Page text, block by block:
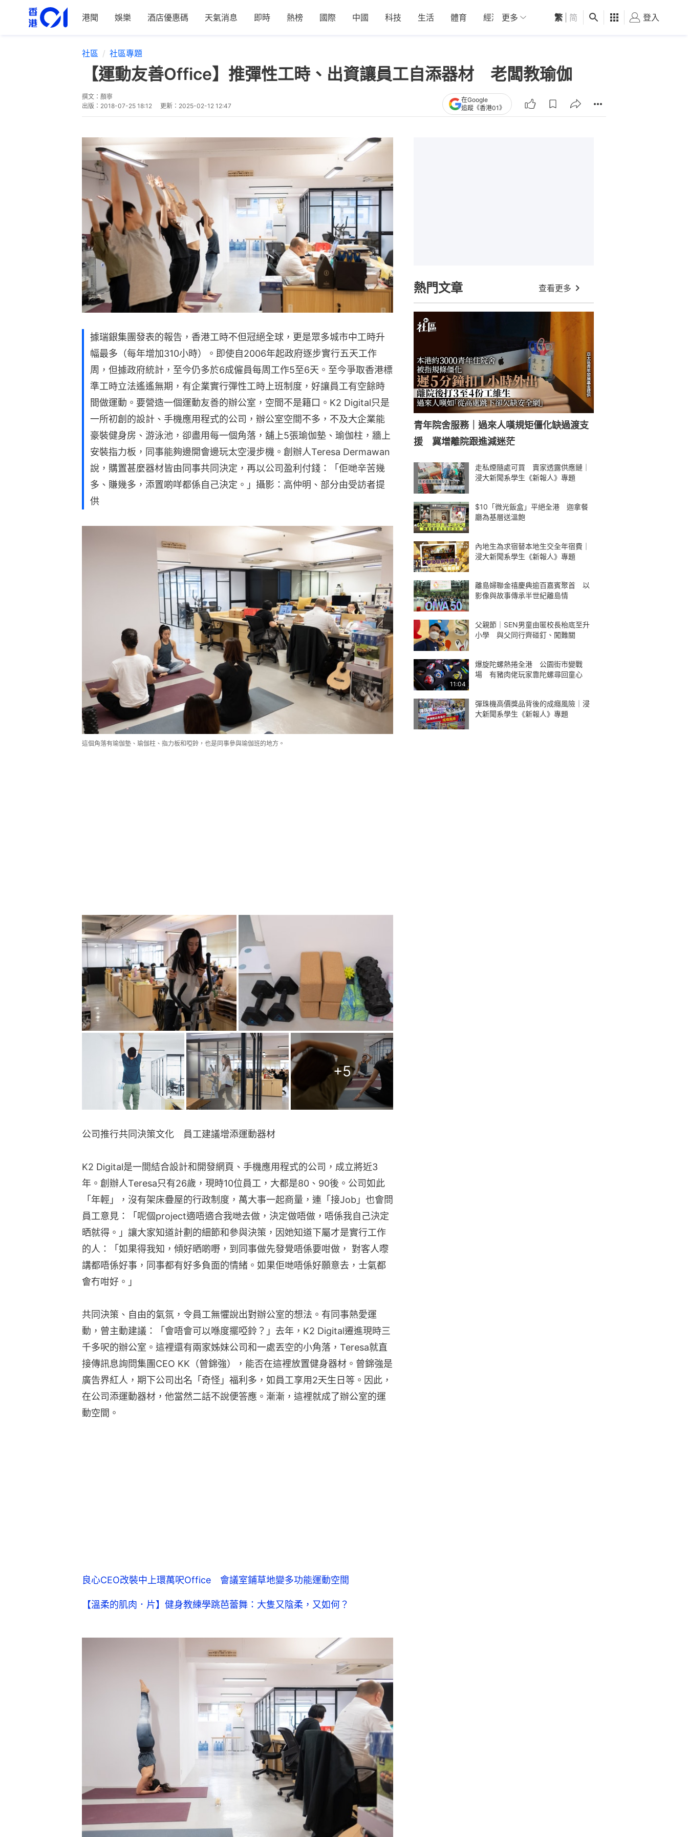
港聞 娛樂 酒店優惠碼 天氣消息 即時 熱榜 國際 中國 科技 生活 體育 經濟 01深圳 觀點 健康 好食玩飛
更多 繁 简 登入
社區 社區專題
【運動友善Office】推彈性工時、出資讓員工自添器材 老闆教瑜伽
撰文： 顏寧
出版： 2018-07-25 18:12 更新： 2025-02-12 12:47
在Google
追蹤《香港01》
據瑞銀集團發表的報告，香港工時不但冠絕全球，更是眾多城市中工時升
幅最多（每年增加310小時）。即使自2006年起政府逐步實行五天工作
周，但據政府統計，至今仍多於6成僱員每周工作5至6天。至今爭取香港標
準工時立法遙遙無期，有企業實行彈性工時上班制度，好讓員工有空餘時
間做運動。要營造一個運動友善的辦公室，空間不是籍口。K2 Digital只是
一所初創的設計、手機應用程式的公司，辦公室空間不多，不及大企業能
豪裝健身房、游泳池，卻盡用每一個角落，舖上5張瑜伽墊、瑜伽柱，牆上
安裝指力板，同事能夠邊開會邊玩太空漫步機。創辦人Teresa Dermawan
說，購置甚麼器材皆由同事共同決定，再以公司盈利付錢：「佢哋辛苦幾
多、賺幾多，添置啲咩都係自己決定。」攝影：高仲明、部分由受訪者提
供
這個角落有瑜伽墊、瑜伽柱、指力板和啞鈴，也是同事參與瑜伽班的地方。
+5
公司推行共同決策文化　員工建議增添運動器材
K2 Digital是一間結合設計和開發網頁、手機應用程式的公司，成立將近3
年。創辦人Teresa只有26歲，現時10位員工，大都是80、90後。公司如此
「年輕」，沒有架床疊屋的行政制度，萬大事一起商量，連「接Job」也會問
員工意見：「呢個project適唔適合我哋去做，決定做唔做，唔係我自己決定
晒就得。」讓大家知道計劃的細節和參與決策，因她知道下屬才是實行工作
的人：「如果得我知，傾好晒啲嘢，到同事做先發覺唔係要咁做， 對客人嚟
講都唔係好事，同事都有好多負面的情緒。如果佢哋唔係好願意去，士氣都
會冇咁好。」
共同決策、自由的氣氛，令員工無懼說出對辦公室的想法。有同事熱愛運
動，曾主動建議：「會唔會可以喺度擺啞鈴？」去年，K2 Digital遷進現時三
千多呎的辦公室。這裡還有兩家姊妹公司和一處丟空的小角落，Teresa就直
接傳訊息詢問集團CEO KK（曾錦強），能否在這裡放置健身器材。曾錦強是
廣告界紅人，期下公司出名「奇怪」福利多，如員工享用2天生日等。因此，
在公司添運動器材，他當然二話不說便答應。漸漸，這裡就成了辦公室的運
動空間。
良心CEO改裝中上環萬呎Office 會議室鋪草地變多功能運動空間
【溫柔的肌肉．片】健身教練學跳芭蕾舞：大隻又陰柔，又如何？
熱門文章 查看更多
青年院舍服務｜過來人嘆規矩僵化缺過渡支
援 冀增離院跟進減迷茫
走私煙隨處可買 賣家透露供應鏈｜
浸大新聞系學生《新報人》專題
$10「微光飯盒」平絕全港 迦拿餐
廳為基層送溫飽
內地生為求宿替本地生交全年宿費｜
浸大新聞系學生《新報人》專題
離島婦聯金禧慶典逾百嘉賓聚首 以
影像與故事傳承半世紀離島情
父親節｜SEN男童由匿校長枱底至升
小學 與父同行齊碰釘、闖難關
11:04
爆旋陀螺熱捲全港 公園街市變戰
場 有豬肉佬玩家靠陀螺尋回童心
彈珠機高價獎品背後的成癮風險｜浸
大新聞系學生《新報人》專題